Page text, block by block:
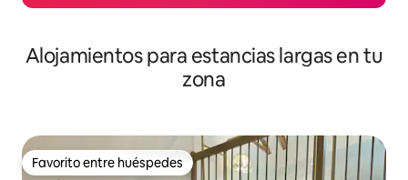
Alojamientos para estancias largas en tu
zona
Favorito entre huéspedes
Favorito entre huéspedes